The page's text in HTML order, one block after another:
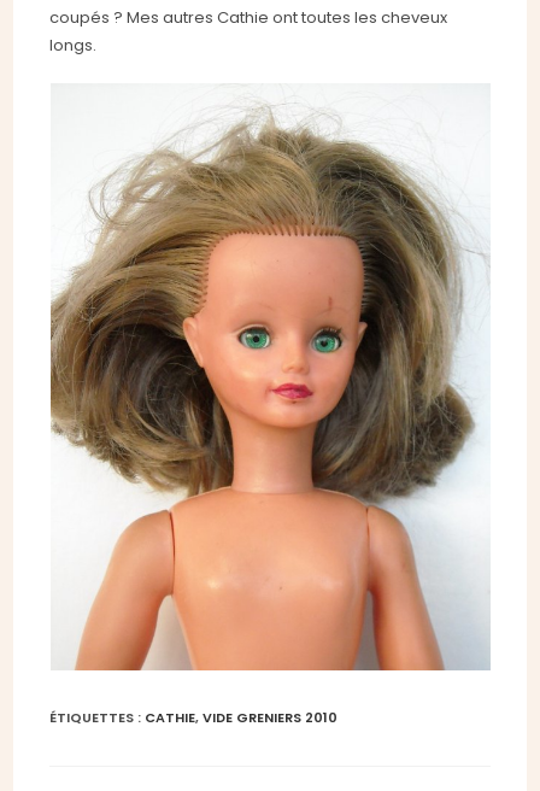
coupés ? Mes autres Cathie ont toutes les cheveux
longs.
ÉTIQUETTES : CATHIE, VIDE GRENIERS 2010